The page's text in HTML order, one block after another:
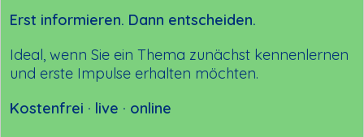
Erst informieren. Dann entscheiden.
Ideal, wenn Sie ein Thema zunächst kennenlernen
und erste Impulse erhalten möchten.
Kostenfrei · live · online